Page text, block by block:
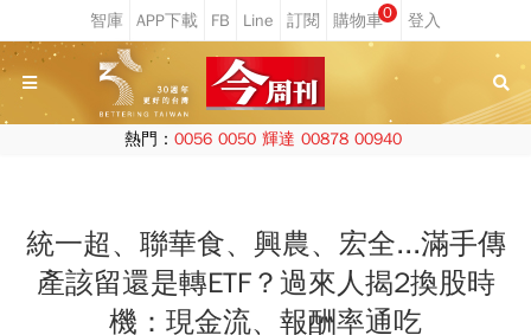
0
熱門： 0056 0050 輝達 00878 00940
統一超、聯華食、興農、宏全...滿手傳
產該留還是轉ETF？過來人揭2換股時
機：現金流、報酬率通吃